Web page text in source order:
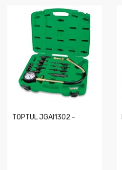
TOPTUL JGAI1302 -